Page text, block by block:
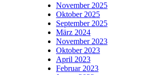
November 2025
Oktober 2025
September 2025
März 2024
November 2023
Oktober 2023
April 2023
Februar 2023